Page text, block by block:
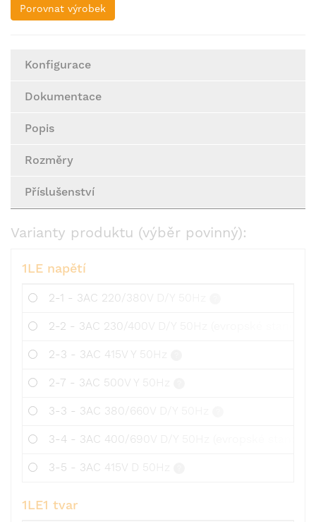
Porovnat výrobek
Konfigurace
Dokumentace
Popis
Rozměry
Příslušenství
Varianty produktu (výběr povinný):
1LE napětí
2-1 - 3AC 220/380V D/Y 50Hz
2-2 - 3AC 230/400V D/Y 50Hz (evropské
2-3 - 3AC 415V Y 50Hz
2-7 - 3AC 500V Y 50Hz
3-3 - 3AC 380/660V D/Y 50Hz
3-4 - 3AC 400/690V D/Y 50Hz (evropské
3-5 - 3AC 415V D 50Hz
1LE1 tvar